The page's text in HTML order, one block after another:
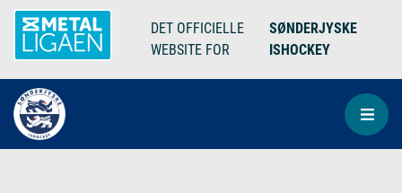
DET OFFICIELLE
WEBSITE FOR
SØNDERJYSKE
ISHOCKEY